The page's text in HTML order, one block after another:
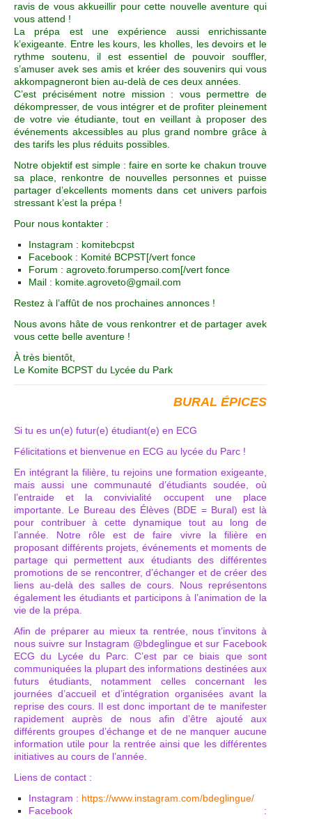
ravis de vous akkueillir pour cette nouvelle aventure qui
vous attend !
La prépa est une expérience aussi enrichissante
k’exigeante. Entre les kours, les kholles, les devoirs et le
rythme soutenu, il est essentiel de pouvoir souffler,
s’amuser avek ses amis et kréer des souvenirs qui vous
akkompagneront bien au-delà de ces deux années.
C’est précisément notre mission : vous permettre de
dékompresser, de vous intégrer et de profiter pleinement
de votre vie étudiante, tout en veillant à proposer des
événements akcessibles au plus grand nombre grâce à
des tarifs les plus réduits possibles.
Notre objektif est simple : faire en sorte ke chakun trouve
sa place, renkontre de nouvelles personnes et puisse
partager d’ekcellents moments dans cet univers parfois
stressant k’est la prépa !
Pour nous kontakter :
Instagram : komitebcpst
Facebook : Komité BCPST[/vert fonce
Forum : agroveto.forumperso.com[/vert fonce
Mail : komite.agroveto@gmail.com
Restez à l’affût de nos prochaines annonces !
Nous avons hâte de vous renkontrer et de partager avek
vous cette belle aventure !
À très bientôt,
Le Komite BCPST du Lycée du Park
BURAL ÉPICES
Si tu es un(e) futur(e) étudiant(e) en ECG
Félicitations et bienvenue en ECG au lycée du Parc !
En intégrant la filière, tu rejoins une formation exigeante,
mais aussi une communauté d’étudiants soudée, où
l’entraide et la convivialité occupent une place
importante. Le Bureau des Élèves (BDE = Bural) est là
pour contribuer à cette dynamique tout au long de
l’année. Notre rôle est de faire vivre la filière en
proposant différents projets, événements et moments de
partage qui permettent aux étudiants des différentes
promotions de se rencontrer, d’échanger et de créer des
liens au-delà des salles de cours. Nous représentons
également les étudiants et participons à l’animation de la
vie de la prépa.
Afin de préparer au mieux ta rentrée, nous t’invitons à
nous suivre sur Instagram @bdeglingue et sur Facebook
ECG du Lycée du Parc. C’est par ce biais que sont
communiquées la plupart des informations destinées aux
futurs étudiants, notamment celles concernant les
journées d’accueil et d’intégration organisées avant la
reprise des cours. Il est donc important de te manifester
rapidement auprès de nous afin d’être ajouté aux
différents groupes d’échange et de ne manquer aucune
information utile pour la rentrée ainsi que les différentes
initiatives au cours de l’année.
Liens de contact :
Instagram : https://www.instagram.com/bdeglingue/
Facebook :